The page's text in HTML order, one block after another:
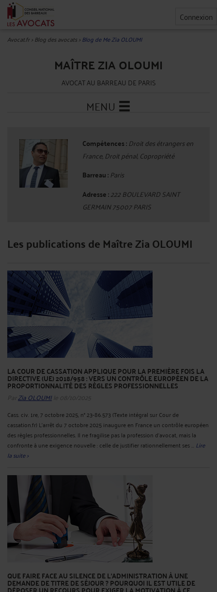
Connexion
Avocat.fr>Blog des avocats>Blog de Me Zia OLOUMI
MAÎTRE ZIA OLOUMI
AVOCAT AU BARREAU DE PARIS
MENU
Compétences : Droit des étrangers en
France, Droit pénal, Copropriété
Barreau : Paris
Adresse :222 BOULEVARD SAINT
GERMAIN 75007 PARIS
Les publications de Maître Zia OLOUMI
LA COUR DE CASSATION APPLIQUE POUR LA PREMIÈRE FOIS LA
DIRECTIVE (UE) 2018/958 : VERS UN CONTRÔLE EUROPÉEN DE LA
PROPORTIONNALITÉ DES RÈGLES PROFESSIONNELLES
ParZia OLOUMI le 08/10/2025
Cass. civ. 1re, 7 octobre 2025, n° 23-86.573 (Texte intégral sur Cour de
cassation.fr) L’arrêt du 7 octobre 2025 inaugure en France un contrôle européen
des règles professionnelles. Il ne fragilise pas la profession d’avocat, mais la
confronte à une exigence nouvelle : celle de justifier rationnellement ses ... Lire
la suite >
QUE FAIRE FACE AU SILENCE DE L'ADMINISTRATION À UNE
DEMANDE DE TITRE DE SÉJOUR ? POURQUOI IL EST UTILE DE